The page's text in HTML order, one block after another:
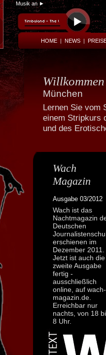
HOME | NEWS |
Musik an ►
München
Lernen Sie vom
einem Stripkurs
und des
Wach
Magazin
Ausgabe 03/2012
Wach ist das
Nachtmagazin
Deutschen
erschienen im
Dezember 2011.
Jetzt ist auch die
zweite Ausgabe
fertig -
ausschließlich
online, auf wach-
magazin.de.
Erreichbar nur
nachts, von 18
8 Uhr.